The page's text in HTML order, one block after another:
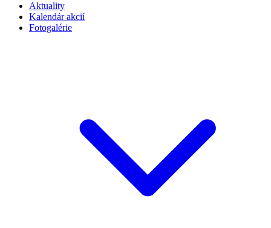
Aktuality
Kalendár akcií
Fotogalérie